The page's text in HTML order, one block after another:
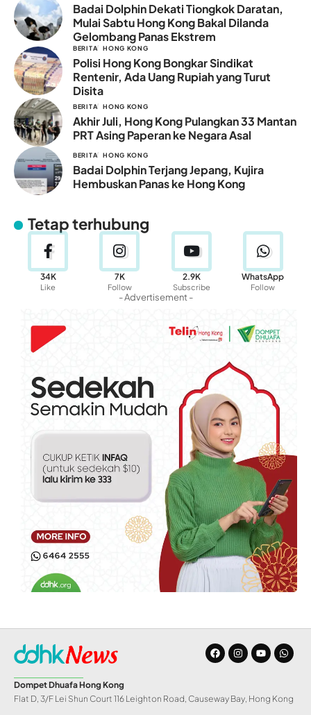
Badai Dolphin Dekati Tiongkok Daratan,
Mulai Sabtu Hong Kong Bakal Dilanda
Gelombang Panas Ekstrem
BERITA HONG KONG
Polisi Hong Kong Bongkar Sindikat
Rentenir, Ada Uang Rupiah yang Turut
Disita
BERITA HONG KONG
Akhir Juli, Hong Kong Pulangkan 33 Mantan
PRT Asing Paperan ke Negara Asal
BERITA HONG KONG
Badai Dolphin Terjang Jepang, Kujira
Hembuskan Panas ke Hong Kong
Tetap terhubung
34K
Like
7K
Follow
2.9K
Subscribe
WhatsApp
Follow
- Advertisement -
Dompet Dhuafa Hong Kong
Flat D, 3/F Lei Shun Court 116 Leighton Road, Causeway Bay, Hong Kong